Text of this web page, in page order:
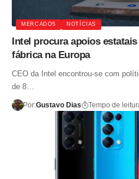
MERCADOS NOTÍCIAS
Intel procura apoios
fábrica na Europa
CEO da Intel encontrou-se com
de 8…
Por:Gustavo Dias Tempo de